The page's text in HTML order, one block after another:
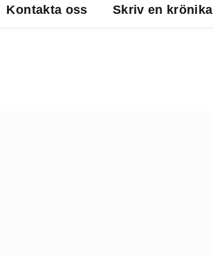
Kontakta oss Skriv en krönika